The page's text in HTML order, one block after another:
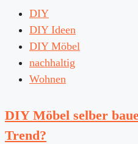
DIY
DIY Ideen
DIY Möbel
nachhaltig
Wohnen
DIY Möbel selber
Trend?